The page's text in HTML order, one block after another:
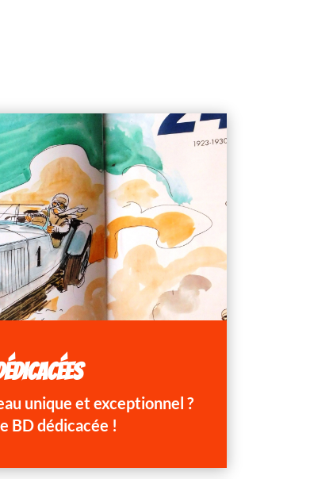
unique et exceptionnel ?
BD dédicacée !